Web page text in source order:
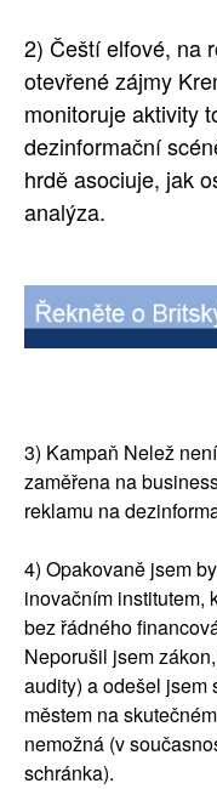
2) Čeští elfové, na
otevřené zájmy
monitoruje aktivity
dezinformační
hrdě asociuje, jak
analýza.
3) Kampaň Nelež
zaměřena na
reklamu na
4) Opakovaně jsem
inovačním institutem,
bez řádného
Neporušil jsem
audity) a odešel jsem
městem na
nemožná (v
schránka).